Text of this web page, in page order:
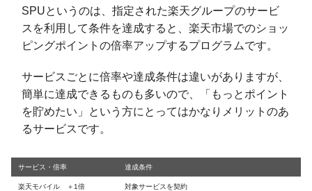
SPUというのは、指定された楽天グループのサービ
スを利用して条件を達成すると、楽天市場でのショッ
ピングポイントの倍率アップするプログラムです。
サービスごとに倍率や達成条件は違いがありますが、
簡単に達成できるものも多いので、「もっとポイント
を貯めたい」という方にとってはかなりメリットのあ
るサービスです。
サービス・倍率 達成条件
楽天モバイル ＋1倍 対象サービスを契約